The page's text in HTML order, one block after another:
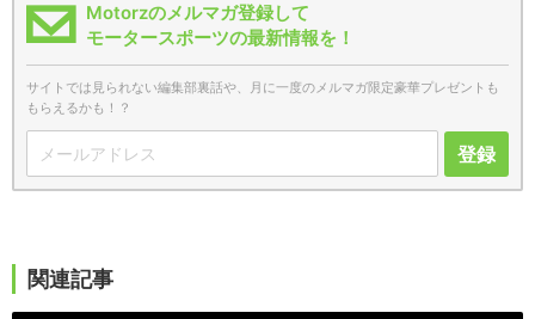
Motorzのメルマガ登録して
モータースポーツの最新情報を！
サイトでは見られない編集部裏話や、月に一度のメルマガ限定豪華プレゼントも
もらえるかも！？
登録
関連記事